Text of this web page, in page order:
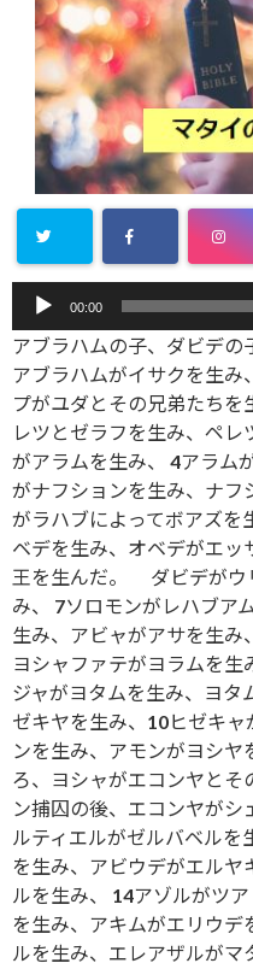
声
プ
レ
ー
ヤ
ー
00:00
アブラハムの子、ダビデの
アブラハムがイサクを生み
プがユダとその兄弟たちを
レツとゼラフを生み、ペ
がアラムを生み、 4アラム
がナフションを生み、ナフ
がラハブによってボアズを
ベデを生み、オベデがエッ
王を生んだ。 ダビデがウ
み、 7ソロモンがレハブア
生み、アビャがアサを生み
ヨシャファテがヨラムを生
ジャがヨタムを生み、ヨタ
ゼキヤを生み、10ヒゼキ
ンを生み、アモンがヨシヤ
ろ、ヨシャがエコンヤとそ
ン捕囚の後、エコンヤが
ルティエルがゼルバベルを
を生み、アビウデがエルヤ
ルを生み、 14アゾルがツ
を生み、アキムがエリウデ
ルを生み、エレアザルがマ